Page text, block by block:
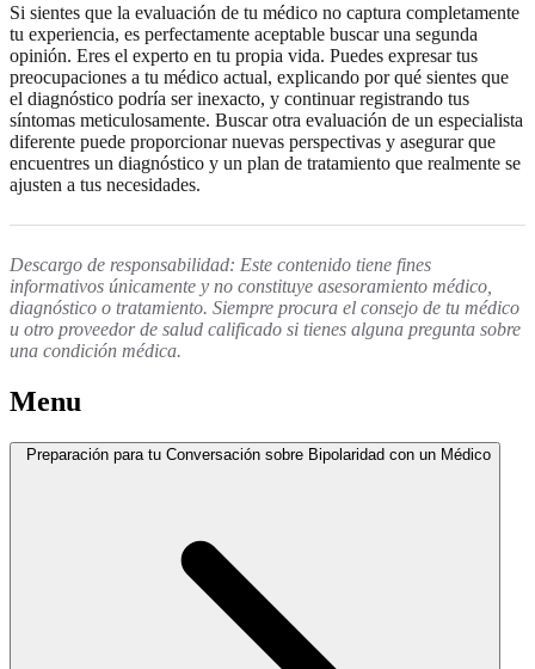
Si sientes que la evaluación de tu médico no captura completamente
tu experiencia, es perfectamente aceptable buscar una segunda
opinión. Eres el experto en tu propia vida. Puedes expresar tus
preocupaciones a tu médico actual, explicando por qué sientes que
el diagnóstico podría ser inexacto, y continuar registrando tus
síntomas meticulosamente. Buscar otra evaluación de un especialista
diferente puede proporcionar nuevas perspectivas y asegurar que
encuentres un diagnóstico y un plan de tratamiento que realmente se
ajusten a tus necesidades.
Descargo de responsabilidad: Este contenido tiene fines
informativos únicamente y no constituye asesoramiento médico,
diagnóstico o tratamiento. Siempre procura el consejo de tu médico
u otro proveedor de salud calificado si tienes alguna pregunta sobre
una condición médica.
Menu
Preparación para tu Conversación sobre Bipolaridad con un Médico